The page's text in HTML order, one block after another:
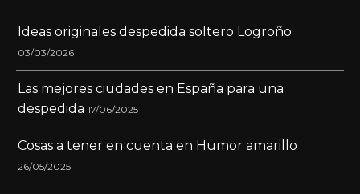
Ideas originales despedida soltero Logroño
03/03/2026
Las mejores ciudades en España para una
despedida 17/06/2025
Cosas a tener en cuenta en Humor amarillo
26/05/2025